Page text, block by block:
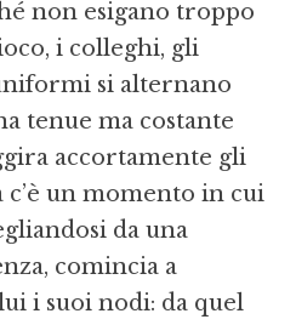
non esigano troppo
i colleghi, gli
si alternano
tenue ma costante
accortamente gli
c’è un momento in cui
da una
comincia a
i suoi nodi: da quel